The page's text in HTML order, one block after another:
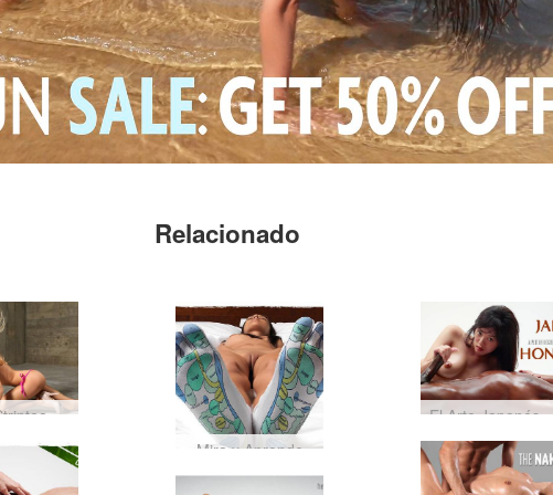
Relacionado
Erica F Striptease Rosa
Mira y Aprende
El Arte